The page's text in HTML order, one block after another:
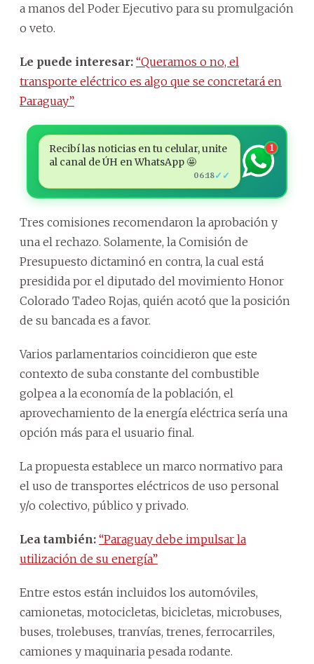
a manos del Poder Ejecutivo para su promulgación
o veto.
Le puede interesar: “Queramos o no, el
transporte eléctrico es algo que se concretará en
Paraguay”
Recibí las noticias en tu celular, unite
al canal de ÚH en WhatsApp 🤩
06:18✓✓
1
Tres comisiones recomendaron la aprobación y
una el rechazo. Solamente, la Comisión de
Presupuesto dictaminó en contra, la cual está
presidida por el diputado del movimiento Honor
Colorado Tadeo Rojas, quién acotó que la posición
de su bancada es a favor.
Varios parlamentarios coincidieron que este
contexto de suba constante del combustible
golpea a la economía de la población, el
aprovechamiento de la energía eléctrica sería una
opción más para el usuario final.
La propuesta establece un marco normativo para
el uso de transportes eléctricos de uso personal
y/o colectivo, público y privado.
Lea también: “Paraguay debe impulsar la
utilización de su energía”
Entre estos están incluidos los automóviles,
camionetas, motocicletas, bicicletas, microbuses,
buses, trolebuses, tranvías, trenes, ferrocarriles,
camiones y maquinaria pesada rodante.